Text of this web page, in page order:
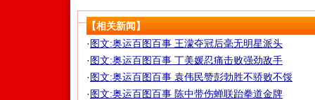
【相关新闻】
·图文:奥运百图百事 王濛夺冠后毫无明星派头
·图文:奥运百图百事 丁美媛忍痛击败强劲敌手
·图文:奥运百图百事 袁伟民赞彭勃胜不骄败不馁
·图文:奥运百图百事 陈中带伤蝉联跆拳道金牌